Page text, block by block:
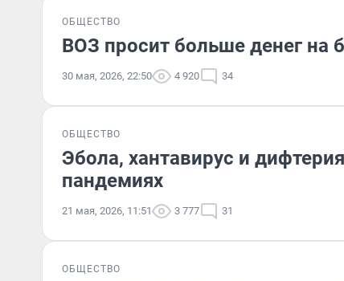
ОБЩЕСТВО
ВОЗ просит больше денег на
30 мая, 2026, 22:50 4 920 34
ОБЩЕСТВО
Эбола, хантавирус и
пандемиях
21 мая, 2026, 11:51 3 777 31
ОБЩЕСТВО